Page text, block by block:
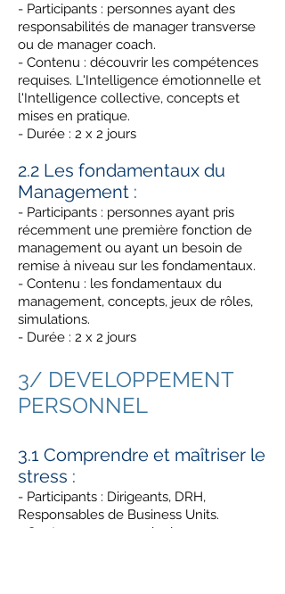
- Participants : personnes ayant des
responsabilités de manager transverse
ou de manager coach.
- Contenu : découvrir les compétences
requises. L'Intelligence émotionnelle et
l'Intelligence collective, concepts et
mises en pratique.
- Durée : 2 x 2 jours
2.2 Les fondamentaux du
Management :
- Participants : personnes ayant pris
récemment une première fonction de
management ou ayant un besoin de
remise à niveau sur les fondamentaux.
- Contenu : les fondamentaux du
management, concepts, jeux de rôles,
simulations.
- Durée : 2 x 2 jours
3/ DEVELOPPEMENT
PERSONNEL
3.1 Comprendre et maîtriser le
stress :
- Participants : Dirigeants, DRH,
Responsables de Business Units.
- Contenu : comprendre les